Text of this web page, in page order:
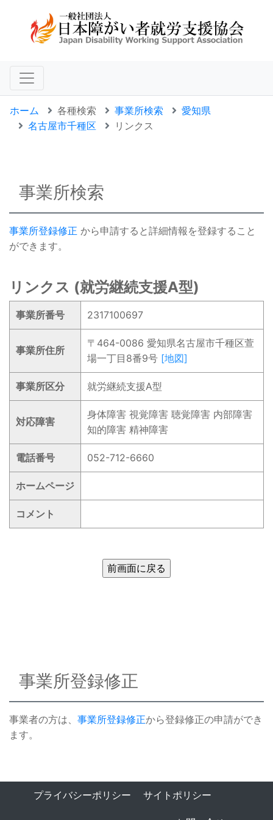
ホーム 各種検索 事業所検索
愛知県
名古屋市千種区
リンクス
事業所検索
事業所登録修正 から申請すると詳細情報を登録すること
ができます。
リンクス (就労継続支援A型)
事業所番号 2317100697
事業所住所
〒464-0086 愛知県名古屋市千種区萱
場一丁目8番9号 [地図]
事業所区分 就労継続支援A型
対応障害
身体障害 視覚障害 聴覚障害 内部障害
知的障害 精神障害
電話番号 052-712-6660
ホームページ
コメント
事業所登録修正
事業者の方は、 事業所登録修正から登録修正の申請ができ
ます。
プライバシーポリシー サイトポリシー